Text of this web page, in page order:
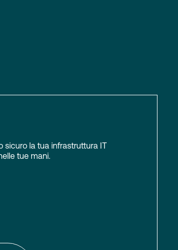
sicuro la tua infrastruttura IT
tue mani.